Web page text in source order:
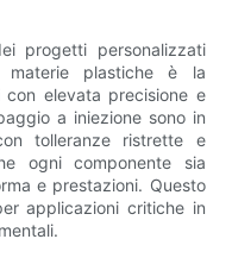
progetti personalizzati
plastiche è la
elevata precisione e
a iniezione sono in
tolleranze ristrette e
ogni componente sia
e prestazioni. Questo
applicazioni critiche in